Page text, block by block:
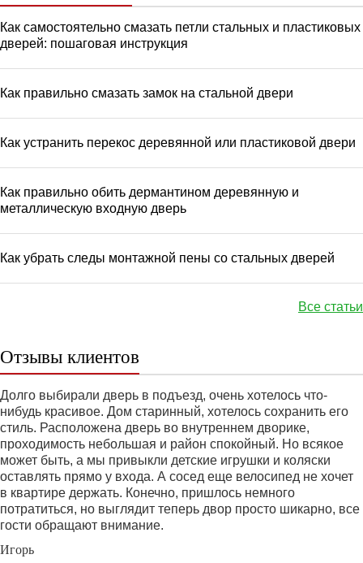
Как самостоятельно смазать петли стальных и пластиковых
дверей: пошаговая инструкция
Как правильно смазать замок на стальной двери
Как устранить перекос деревянной или пластиковой двери
Как правильно обить дермантином деревянную и
металлическую входную дверь
Как убрать следы монтажной пены со стальных дверей
Все статьи
Отзывы клиентов
Долго выбирали дверь в подъезд, очень хотелось что-
нибудь красивое. Дом старинный, хотелось сохранить его
стиль. Расположена дверь во внутреннем дворике,
проходимость небольшая и район спокойный. Но всякое
может быть, а мы привыкли детские игрушки и коляски
оставлять прямо у входа. А сосед еще велосипед не хочет
в квартире держать. Конечно, пришлось немного
потратиться, но выглядит теперь двор просто шикарно, все
гости обращают внимание.
Игорь